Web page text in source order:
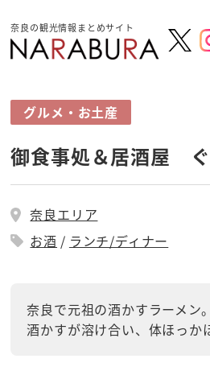
奈良の観光情報まとめサイト
グルメ・お土産
御食事処＆居酒屋
奈良エリア
お酒
ランチ/ディナー
奈良で元祖の酒かすラーメン
酒かすが溶け合い、体ほっか